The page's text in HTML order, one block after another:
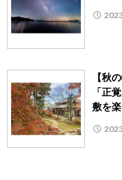
【秋
「正
敷を